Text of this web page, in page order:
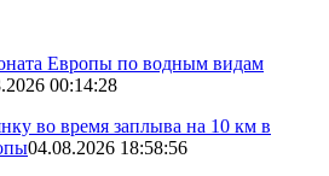
Европы по водным видам
00:14:28
во время заплыва на 10 км в
04.08.2026 18:58:56